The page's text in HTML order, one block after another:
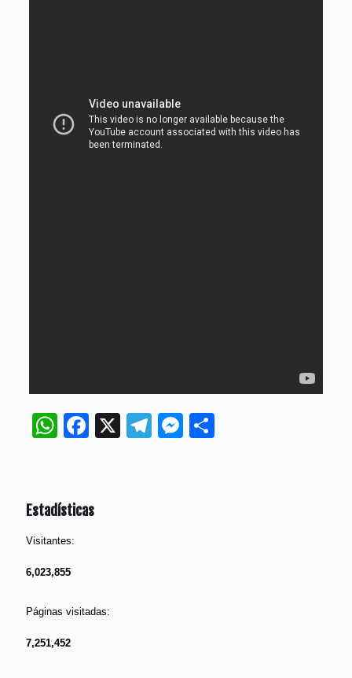
WhatsApp
Facebook
X Telegram
Messenger
Estadísticas
Visitantes:
6,023,855
Páginas visitadas:
7,251,452